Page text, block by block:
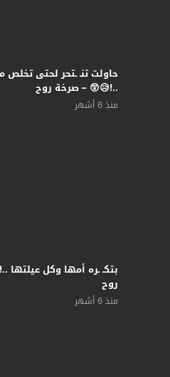
حاولت تنـ ـتحر لحتى تخلص
..!😥😲 – صرخة روح
منذ 6 أشهر
بتكـ ـره أمها وكل عيلتها
روح
منذ 6 أشهر